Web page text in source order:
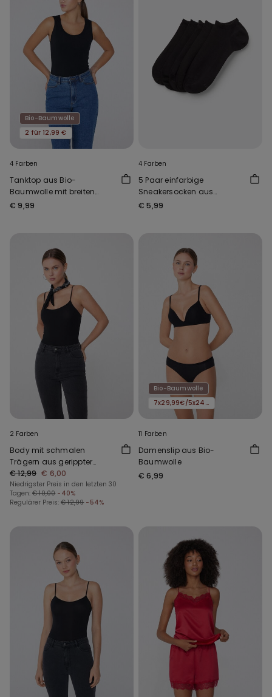
Bio-Baumwolle
2 für 12,99 €
4 Farben
Tanktop aus Bio-
Baumwolle mit breiten
Trägern und
€ 9,99
4 Farben
5 Paar einfarbige
Sneakersocken aus
Baumwolle Unisex
€ 5,99
2 Farben
Body mit schmalen
Trägern aus gerippter
Baumwolle
€ 12,99 € 6,00
Niedrigster Preis in den letzten 30
Tagen: € 10,00 -40%
Regulärer Preis: € 12,99 -54%
Bio-Baumwolle
7x29,99€/5x24,99€/3x16,99€
11 Farben
Damenslip aus Bio-
Baumwolle
€ 6,99